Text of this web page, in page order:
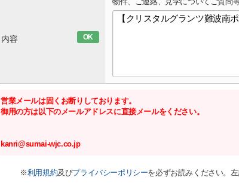
内容 OK
営業メールは固くお断りしております。
御用の方は以下のメールアドレスに直接メールをください。
kanri@sumai-wjc.co.jp
※利用規約及びプライバシーポリシーを必ずお読みください。